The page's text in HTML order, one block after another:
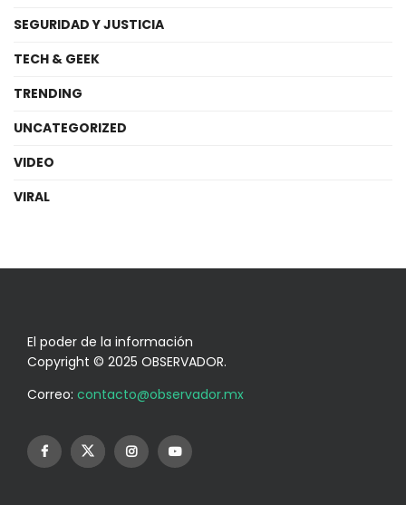
SEGURIDAD Y JUSTICIA
TECH & GEEK
TRENDING
UNCATEGORIZED
VIDEO
VIRAL
El poder de la información
Copyright © 2025 OBSERVADOR.
Correo: contacto@observador.mx